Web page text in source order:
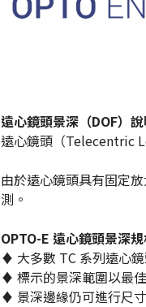
遠心鏡頭景深（DOF）說
遠心鏡頭（Telecentric
由於遠心鏡頭具有固定
測。
OPTO-E 遠心鏡頭景深
♦ 大多數 TC 系列遠心
♦ 標示的景深範圍以最
♦ 景深邊緣仍可進行尺